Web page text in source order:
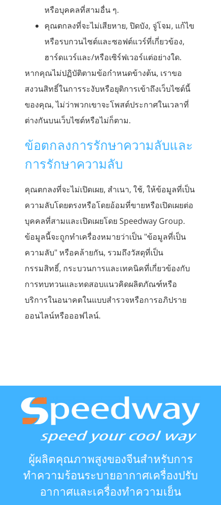
หรือบุคคลที่สามอื่น ๆ.
คุณตกลงที่จะไม่เสียหาย, ปิดบัง, จู่โจม, แก้ไข
หรือรบกวนไซต์และซอฟต์แวร์ที่เกี่ยวข้อง,
ฮาร์ดแวร์และ/หรือเซิร์ฟเวอร์แต่อย่างใด.
หากคุณไม่ปฏิบัติตามข้อกำหนดข้างต้น, เราขอ
สงวนสิทธิ์ในการระงับหรือยุติการเข้าถึงเว็บไซต์นี้
ของคุณ, ไม่ว่าพวกเขาจะโพสต์ประกาศในเวลาที่
ต่างกันบนเว็บไซต์หรือไม่ก็ตาม.
ข้อตกลงการรักษาความลับและ
การรักษาความลับ
คุณตกลงที่จะไม่เปิดเผย, สำเนา, ใช้, ให้ข้อมูลที่เป็น
ความลับโดยตรงหรือโดยอ้อมที่ขายหรือเปิดเผยต่อ
บุคคลที่สามและเปิดเผยโดย Speedway Group.
ข้อมูลนี้จะถูกทำเครื่องหมายว่าเป็น "ข้อมูลที่เป็น
ความลับ" หรือคล้ายกัน, รวมถึงวัสดุที่เป็น
กรรมสิทธิ์, กระบวนการและเทคนิคที่เกี่ยวข้องกับ
การทบทวนและทดสอบแนวคิดผลิตภัณฑ์หรือ
บริการในอนาคตในแบบสำรวจหรือการอภิปราย
ออนไลน์หรือออฟไลน์.
ผู้ผลิตคุณภาพสูงของจีนสำหรับการ
ทำความร้อนระบายอากาศเครื่องปรับ
อากาศและเครื่องทำความเย็น